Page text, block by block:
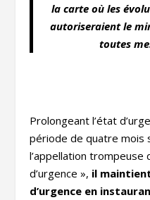
la carte où les
autoriseraient le
toutes
Prolongeant l’état
période de quatre mois
l’appellation trompeuse
d’urgence », il
d’urgence en